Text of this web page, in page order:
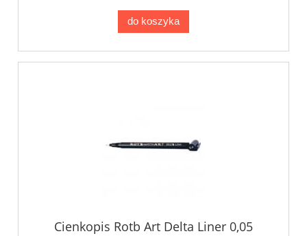
do koszyka
Cienkopis Rotb Art Delta Liner 0,05